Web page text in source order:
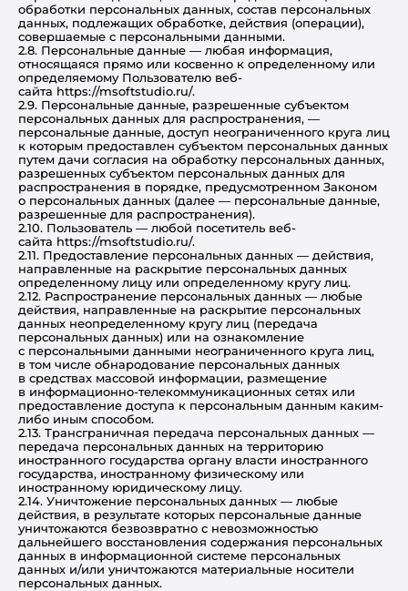
обработки персональных данных, состав персональных
данных, подлежащих обработке, действия (операции),
совершаемые с персональными данными.
2.8. Персональные данные — любая информация,
относящаяся прямо или косвенно к определенному или
определяемому Пользователю веб-
сайта https://msoftstudio.ru/.
2.9. Персональные данные, разрешенные субъектом
персональных данных для распространения, —
персональные данные, доступ неограниченного круга лиц
к которым предоставлен субъектом персональных данных
путем дачи согласия на обработку персональных данных,
разрешенных субъектом персональных данных для
распространения в порядке, предусмотренном Законом
о персональных данных (далее — персональные данные,
разрешенные для распространения).
2.10. Пользователь — любой посетитель веб-
сайта https://msoftstudio.ru/.
2.11. Предоставление персональных данных — действия,
направленные на раскрытие персональных данных
определенному лицу или определенному кругу лиц.
2.12. Распространение персональных данных — любые
действия, направленные на раскрытие персональных
данных неопределенному кругу лиц (передача
персональных данных) или на ознакомление
с персональными данными неограниченного круга лиц,
в том числе обнародование персональных данных
в средствах массовой информации, размещение
в информационно-телекоммуникационных сетях или
предоставление доступа к персональным данным каким-
либо иным способом.
2.13. Трансграничная передача персональных данных —
передача персональных данных на территорию
иностранного государства органу власти иностранного
государства, иностранному физическому или
иностранному юридическому лицу.
2.14. Уничтожение персональных данных — любые
действия, в результате которых персональные данные
уничтожаются безвозвратно с невозможностью
дальнейшего восстановления содержания персональных
данных в информационной системе персональных
данных и/или уничтожаются материальные носители
персональных данных.